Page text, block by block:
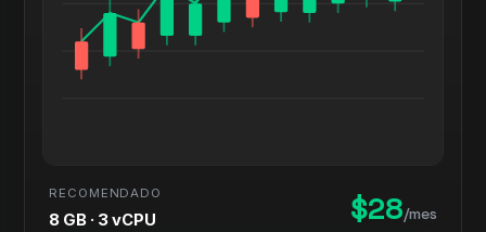
RECOMENDADO
8 GB · 3 vCPU $28/mes